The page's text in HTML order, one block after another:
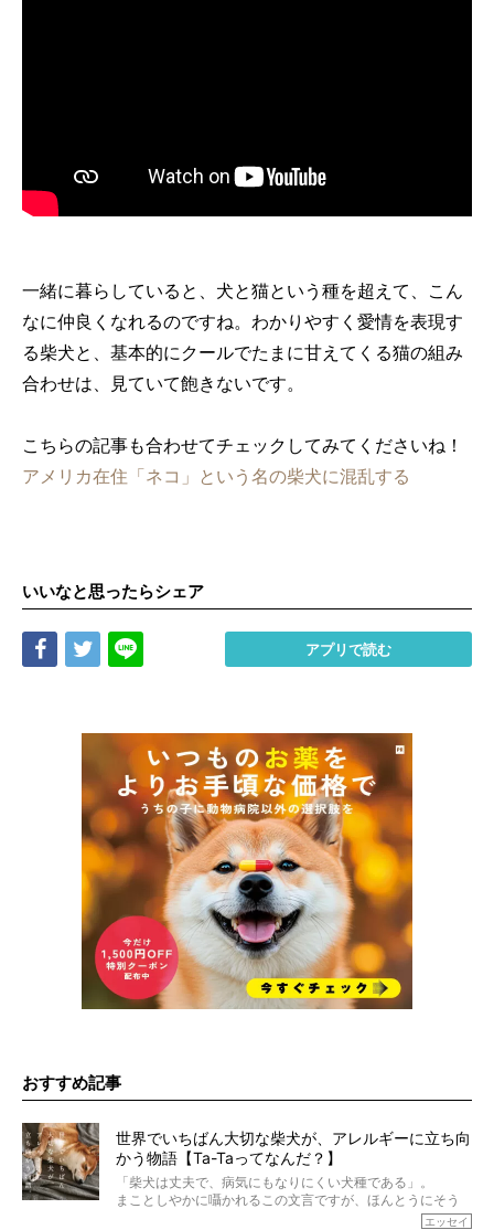
一緒に暮らしていると、犬と猫という種を超えて、こん
なに仲良くなれるのですね。わかりやすく愛情を表現す
る柴犬と、基本的にクールでたまに甘えてくる猫の組み
合わせは、見ていて飽きないです。
こちらの記事も合わせてチェックしてみてくださいね！
アメリカ在住「ネコ」という名の柴犬に混乱する
いいなと思ったらシェア
Share Tweet アプリで読む
おすすめ記事
世界でいちばん大切な柴犬が、アレルギーに立ち向
かう物語【Ta-Taってなんだ？】
「柴犬は丈夫で、病気にもなりにくい犬種である」。
まことしやかに囁かれるこの文言ですが、ほんとうにそう
エッセイ